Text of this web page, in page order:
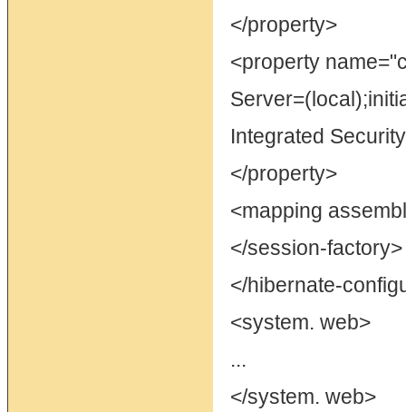
</property>
<property
Integrated
</property>
<mapping
</session-factory>
</hibernate-
<system. web>
...
</system. web>